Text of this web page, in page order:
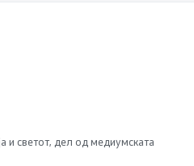
и светот, дел од медиумската